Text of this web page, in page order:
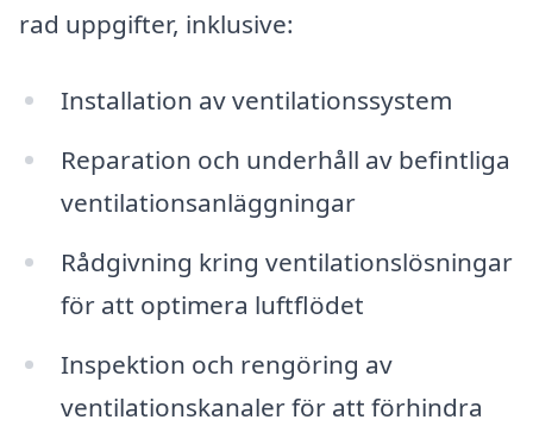
rad uppgifter, inklusive:
Installation av ventilationssystem
Reparation och underhåll av befintliga
ventilationsanläggningar
Rådgivning kring ventilationslösningar
för att optimera luftflödet
Inspektion och rengöring av
ventilationskanaler för att förhindra